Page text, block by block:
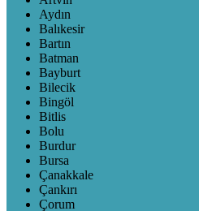
Aydın
Balıkesir
Bartın
Batman
Bayburt
Bilecik
Bingöl
Bitlis
Bolu
Burdur
Bursa
Çanakkale
Çankırı
Çorum